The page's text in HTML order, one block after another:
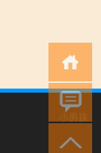
小男孩